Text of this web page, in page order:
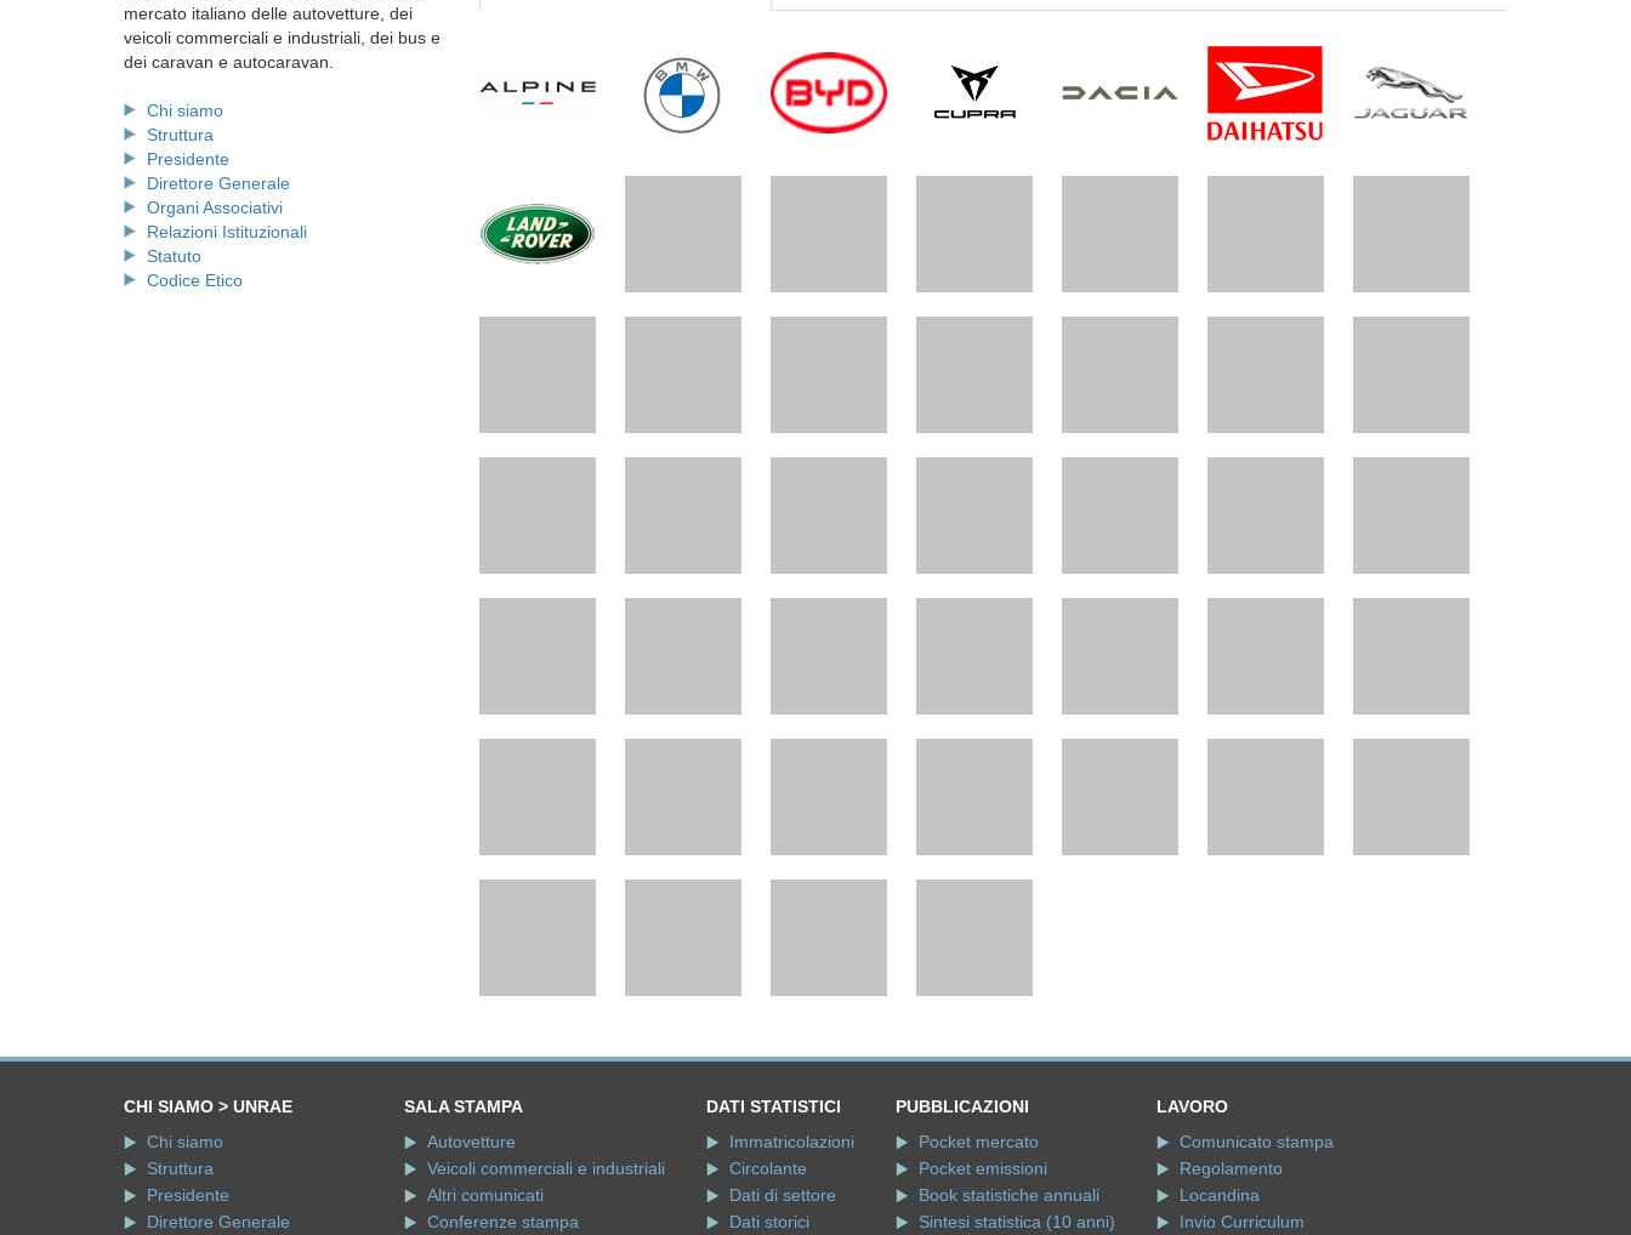
mercato italiano delle autovetture, dei
veicoli commerciali e industriali, dei bus e
dei caravan e autocaravan.
Chi siamo
Struttura
Presidente
Direttore Generale
Organi Associativi
Relazioni Istituzionali
Statuto
Codice Etico
CHI SIAMO > UNRAE
Chi siamo
Struttura
Presidente
Direttore Generale
SALA STAMPA
Autovetture
Veicoli commerciali e industriali
Altri comunicati
Conferenze stampa
DATI STATISTICI
Immatricolazioni
Circolante
Dati di settore
Dati storici
PUBBLICAZIONI
Pocket mercato
Pocket emissioni
Book statistiche annuali
Sintesi statistica (10 anni)
LAVORO
Comunicato stampa
Regolamento
Locandina
Invio Curriculum